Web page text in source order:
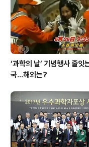
‘과학의 날’ 기념행사 줄잇
국…해외는?